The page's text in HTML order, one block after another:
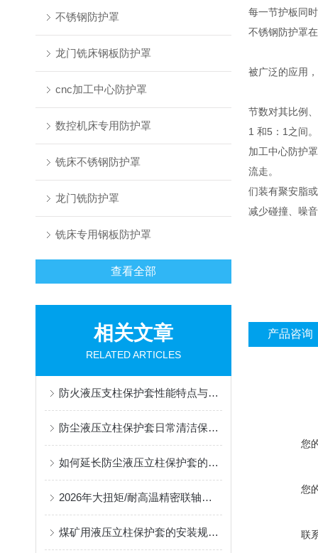
不锈钢防护罩
龙门铣床钢板防护罩
cnc加工中心防护罩
数控机床专用防护罩
铣床不锈钢防护罩
龙门铣防护罩
铣床专用钢板防护罩
查看全部
相关文章
RELATED ARTICLES
防火液压支柱保护套性能特点与阻燃防护应用
防尘液压立柱保护套日常清洁保养与更换规范
如何延长防尘液压立柱保护套的使用寿命？
2026年大扭矩/耐高温精密联轴器定制找哪家？能实现精准定制的优质厂家盘点
煤矿用液压立柱保护套的安装规范与使用寿命提升方案
每一节护板同
不锈钢防护罩
被广泛的应用
节数对其比例
1 和5：1之间。
加工中心防护
流走。
们装有聚安脂
减少碰撞、噪
产品咨询
您
您
联